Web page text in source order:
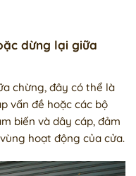
dừng lại giữa
chừng, đây có thể là
vấn đề hoặc các bộ
biến và dây cáp, đảm
hoạt động của cửa.